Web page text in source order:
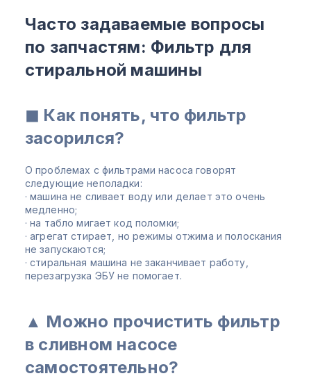
Часто задаваемые вопросы
по запчастям: Фильтр для
стиральной машины
◼ Как понять, что фильтр
засорился?
О проблемах с фильтрами насоса говорят
следующие неполадки:
· машина не сливает воду или делает это очень
медленно;
· на табло мигает код поломки;
· агрегат стирает, но режимы отжима и полоскания
не запускаются;
· стиральная машина не заканчивает работу,
перезагрузка ЭБУ не помогает.
▲ Можно прочистить фильтр
в сливном насосе
самостоятельно?